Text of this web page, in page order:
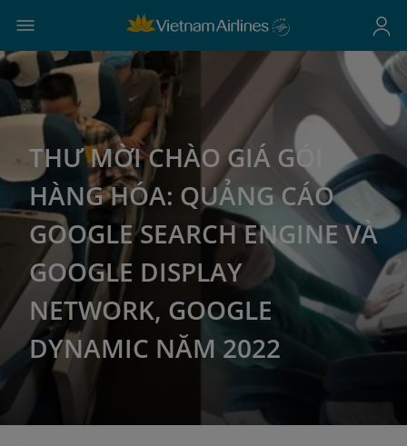
THƯ MỜI CHÀO GIÁ GÓI
HÀNG HÓA: QUẢNG CÁO
GOOGLE SEARCH ENGINE VÀ
GOOGLE DISPLAY
NETWORK, GOOGLE
DYNAMIC NĂM 2022